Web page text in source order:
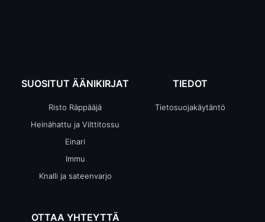
SUOSITUT ÄÄNIKIRJAT
Risto Räppääjä
Heinähattu ja Vilttitossu
Einari
Immu
Knalli ja sateenvarjo
TIEDOT
Tietosuojakäytäntö
OTTAA YHTEYTTÄ